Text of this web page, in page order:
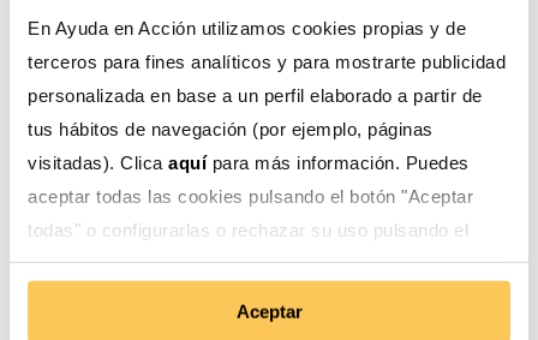
En Ayuda en Acción utilizamos cookies propias y de
terceros para fines analíticos y para mostrarte publicidad
personalizada en base a un perfil elaborado a partir de
tus hábitos de navegación (por ejemplo, páginas
visitadas). Clica aquí para más información. Puedes
aceptar todas las cookies pulsando el botón "Aceptar
todas" o configurarlas o rechazar su uso pulsando el
botón "Configurar".
Aceptar
Somos miembros de:
Nuestro trabajo
Gestión social del agua
Esto te interesa